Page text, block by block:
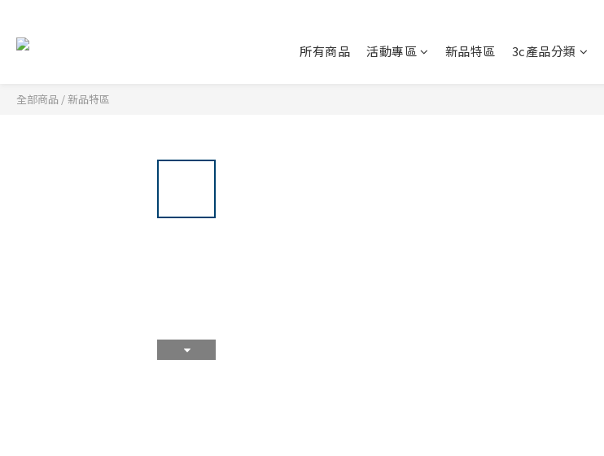
所有商品 活動專區 新品特區 3c產品分類
全部商品 /新品特區